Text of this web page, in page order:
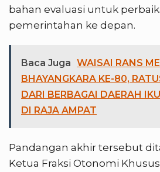
bahan evaluasi untuk
pemerintahan ke depan.
Baca Juga WAISAI RANS
BHAYANGKARA KE-80,
DARI BERBAGAI DAERAH
DI RAJA AMPAT
Pandangan akhir tersebut
Ketua Fraksi Otonomi Khusus